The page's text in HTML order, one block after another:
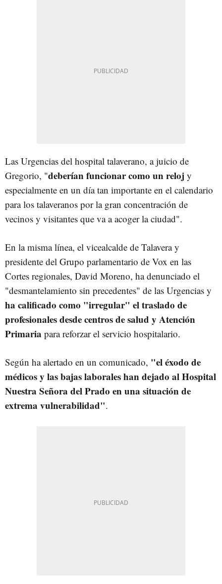
Las Urgencias del hospital talaverano, a juicio de
Gregorio, "deberían funcionar como un reloj y
especialmente en un día tan importante en el calendario
para los talaveranos por la gran concentración de
vecinos y visitantes que va a acoger la ciudad".
En la misma línea, el vicealcalde de Talavera y
presidente del Grupo parlamentario de Vox en las
Cortes regionales, David Moreno, ha denunciado el
"desmantelamiento sin precedentes" de las Urgencias y
ha calificado como "irregular" el traslado de
profesionales desde centros de salud y Atención
Primaria para reforzar el servicio hospitalario.
Según ha alertado en un comunicado, "el éxodo de
médicos y las bajas laborales han dejado al Hospital
Nuestra Señora del Prado en una situación de
extrema vulnerabilidad".